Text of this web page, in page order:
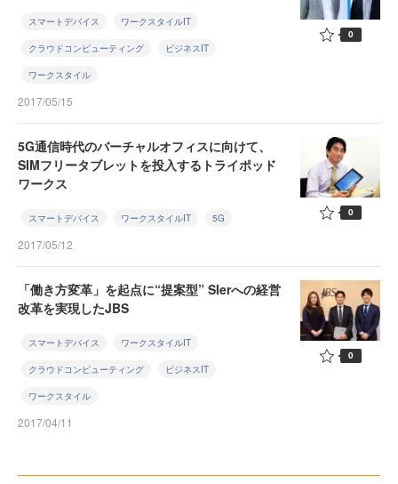
スマートデバイス ワークスタイルIT
クラウドコンピューティング ビジネスIT
ワークスタイル
2017/05/15
0
5G通信時代のバーチャルオフィスに向けて、
SIMフリータブレットを投入するトライポッド
ワークス
スマートデバイス ワークスタイルIT 5G
2017/05/12
0
「働き方変革」を起点に“提案型” SIerへの経営
改革を実現したJBS
スマートデバイス ワークスタイルIT
クラウドコンピューティング ビジネスIT
ワークスタイル
2017/04/11
0